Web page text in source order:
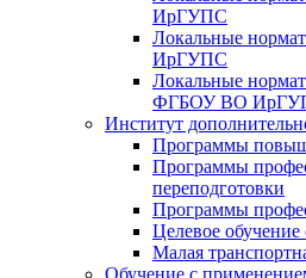
ИрГУПС
Локальные
ИрГУПС
Локальные
ФГБОУ ВО
Институт
Программы
Программы
переподготовки
Программы
Целевое обучение
Малая
Обучение с